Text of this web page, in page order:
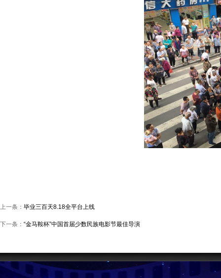
上一条： 毕业三百天8.18全平台上线
下一条： “金马鞍杯”中国首届少数民族电影节最佳导演